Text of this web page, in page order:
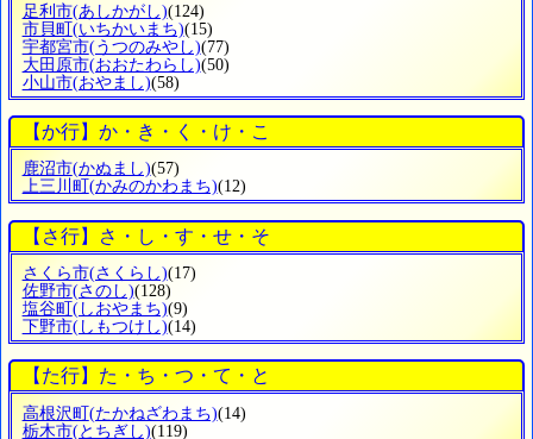
足利市(あしかがし)(124)
市貝町(いちかいまち)(15)
宇都宮市(うつのみやし)(77)
大田原市(おおたわらし)(50)
小山市(おやまし)(58)
【か行】か・き・く・け・こ
鹿沼市(かぬまし)(57)
上三川町 (かみのかわまち)(12)
【さ行】さ・し・す・せ・そ
さくら市(さくらし)(17)
佐野市(さのし)(128)
塩谷町 (しおやまち)(9)
下野市(しもつけし)(14)
【た行】た・ち・つ・て・と
高根沢町 (たかねざわまち)(14)
栃木市(とちぎし)(119)